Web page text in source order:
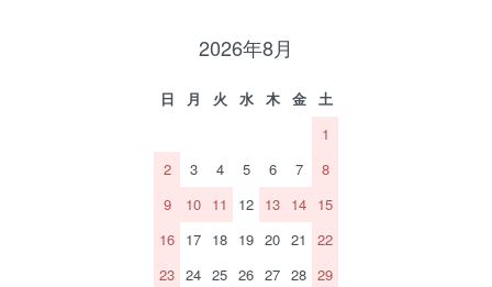
2026年8月
日 月 火 水 木 金
土
1
2
3 4 5 6 7
8
9
10 11 12 13 14 15
16 17 18 19 20 21
22
23 24 25 26 27 28 29